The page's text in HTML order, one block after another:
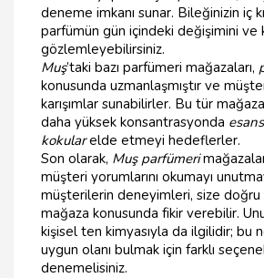
deneme imkanı sunar. Bileğinizin iç
parfümün gün içindeki değişimini ve
gözlemleyebilirsiniz.
Muş’taki bazı parfümeri mağazaları,
konusunda uzmanlaşmıştır ve
karışımlar sunabilirler. Bu tür
daha yüksek konsantrasyonda esans
kokularelde etmeyi hedeflerler.
Son olarak, Muş parfümeri
müşteri yorumlarını okumayı
müşterilerin deneyimleri, size doğru
mağaza konusunda fikir verebilir.
kişisel ten kimyasıyla da ilgilidir; bu
uygun olanı bulmak için farklı
denemelisiniz.